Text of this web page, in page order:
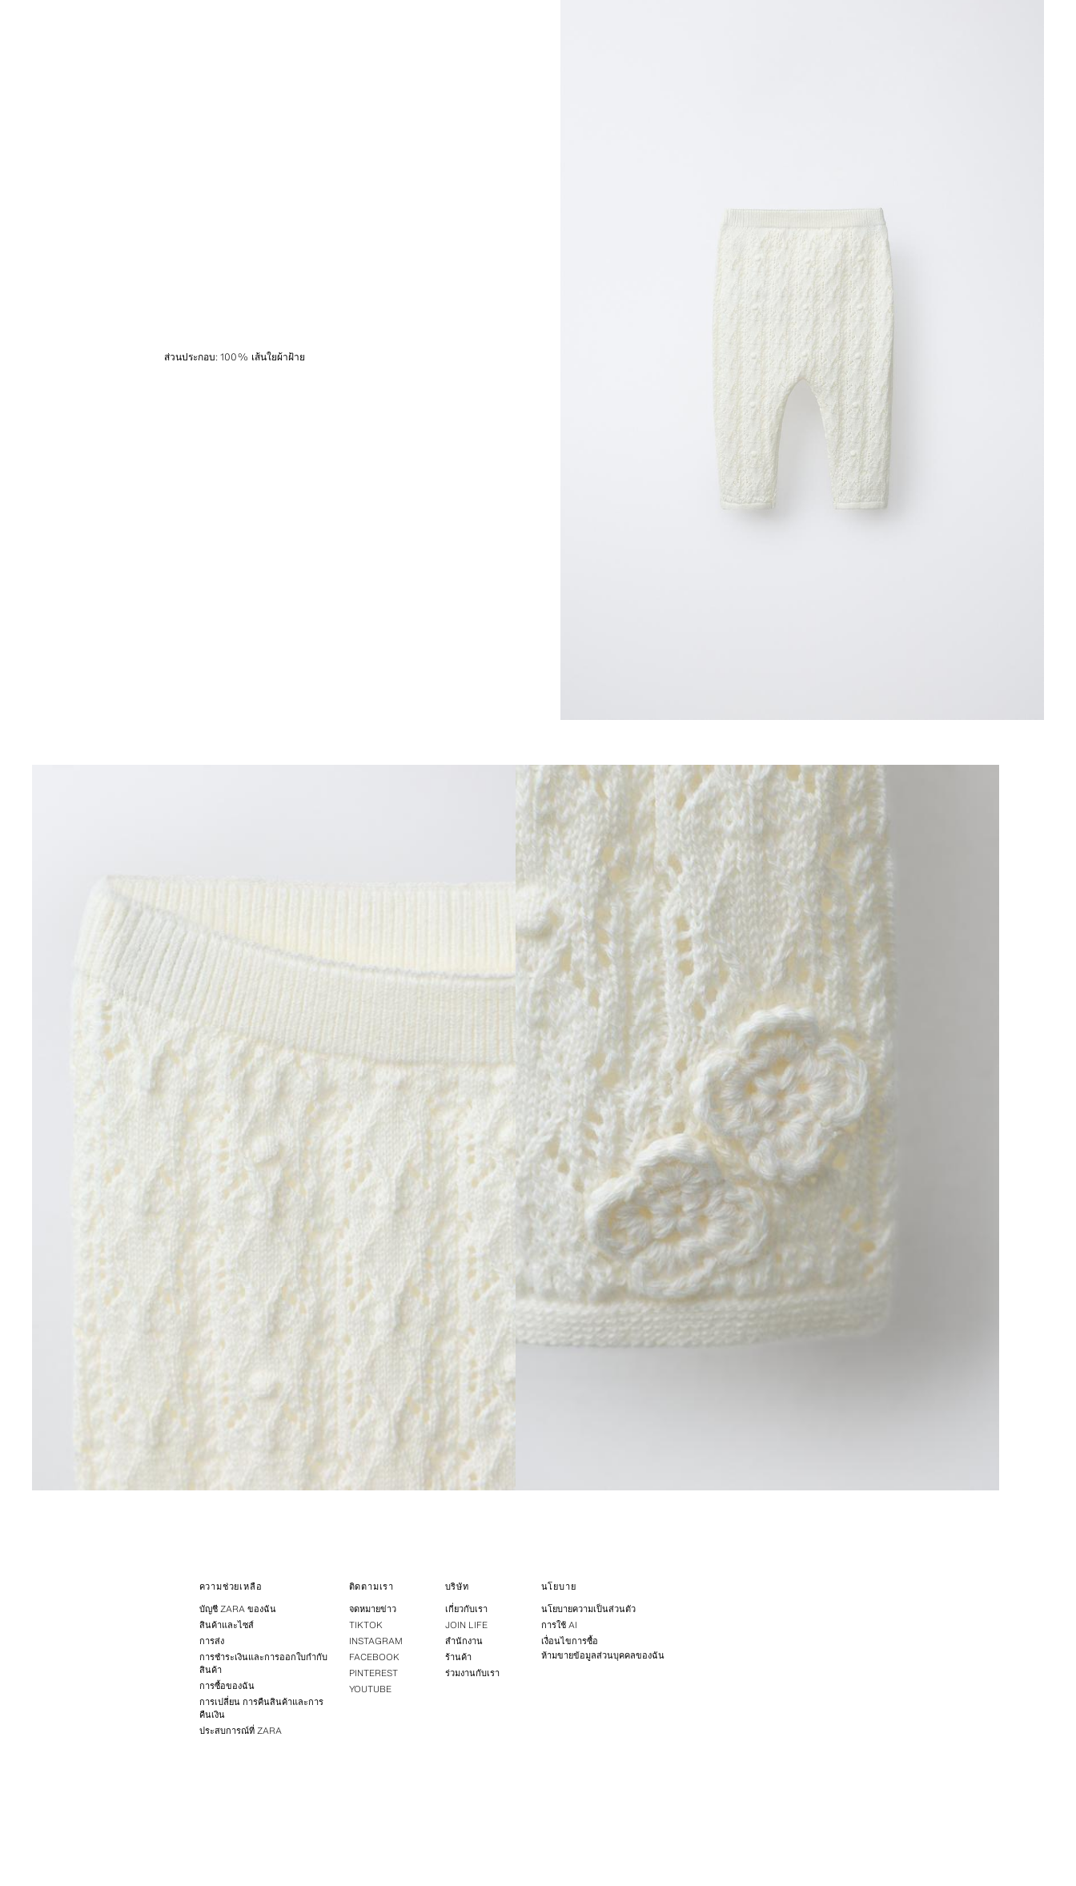
ส่วนประกอบ:100% เส้นใยผ้าฝ้าย
ความช่วยเหลือ
บัญชี ZARA ของฉัน
สินค้าและไซส์
การส่ง
การชำระเงินและการออกใบกำกับ
สินค้า
การซื้อของฉัน
การเปลี่ยน การคืนสินค้าและการ
คืนเงิน
ประสบการณ์ที่ ZARA
ติดตามเรา
จดหมายข่าว
TIKTOK
INSTAGRAM
FACEBOOK
PINTEREST
YOUTUBE
บริษัท
เกี่ยวกับเรา
JOIN LIFE
สำนักงาน
ร้านค้า
ร่วมงานกับเรา
นโยบาย
นโยบายความเป็นส่วนตัว
การใช้ AI
เงื่อนไขการซื้อ
ห้ามขายข้อมูลส่วนบุคคลของฉัน